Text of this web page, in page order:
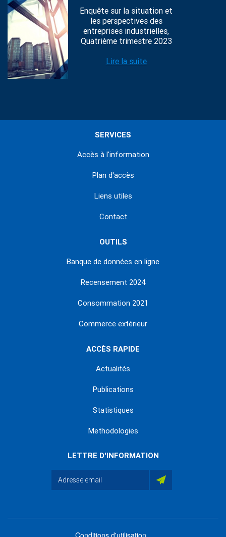
Enquête sur la situation et
les perspectives des
entreprises industrielles,
Quatrième trimestre 2023
Lire la suite
SERVICES
Accès à l'information
Plan d'accès
Liens utiles
Contact
OUTILS
Banque de données en ligne
Recensement 2024
Consommation 2021
Commerce extérieur
ACCÈS RAPIDE
Actualités
Publications
Statistiques
Methodologies
LETTRE D'INFORMATION